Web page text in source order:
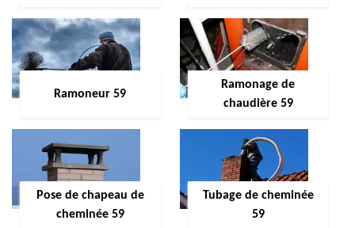
Ramoneur 59
Ramonage de
chaudière 59
Pose de chapeau de
cheminée 59
Tubage de cheminée
59